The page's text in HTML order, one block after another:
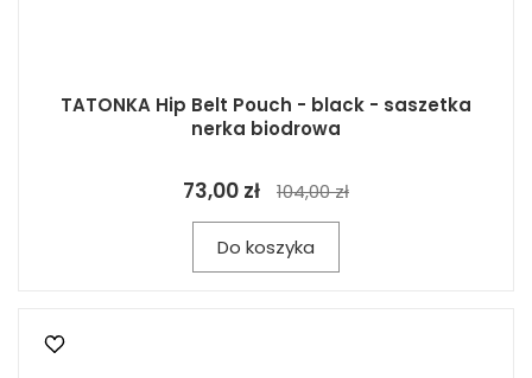
TATONKA Hip Belt Pouch - black - saszetka
nerka biodrowa
73,00 zł 104,00 zł
Do koszyka